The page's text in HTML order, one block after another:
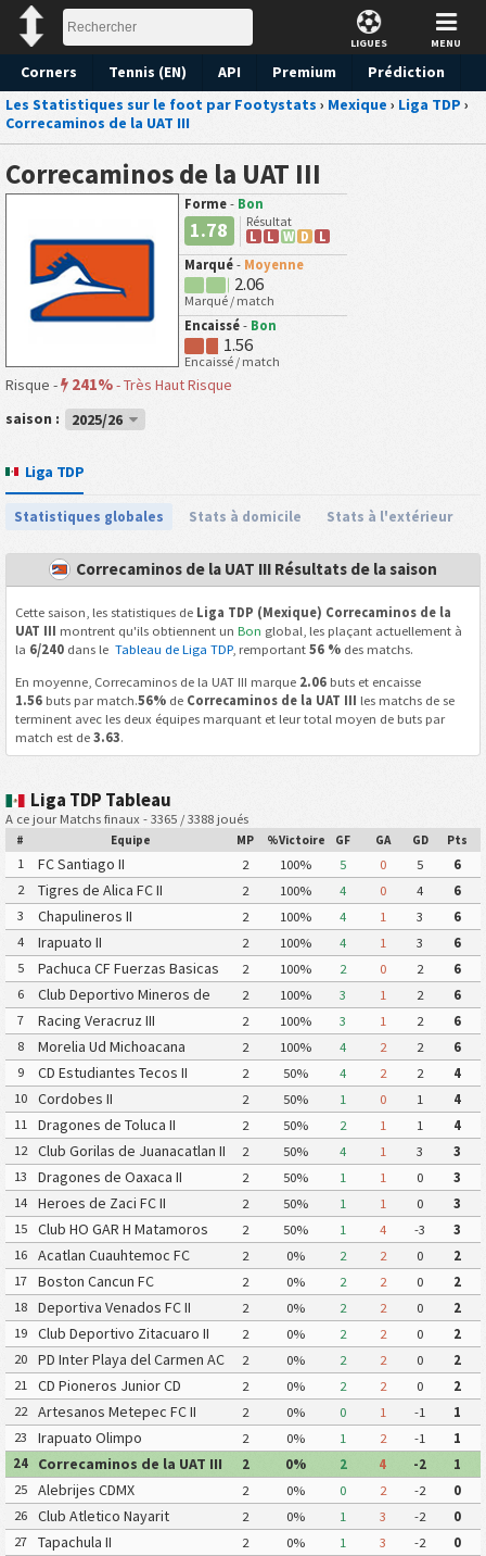
LIGUES MENU
Corners Tennis (EN) API Premium
Prédiction
Les Statistiques sur le foot par Footystats › Mexique › Liga TDP ›
Correcaminos de la UAT III
Correcaminos de la UAT III
Forme - Bon
1.78
Résultat
L
L W D
L
Marqué - Moyenne
2.06
Marqué / match
Encaissé - Bon
1.56
Encaissé / match
Risque - 241%-Très Haut Risque
saison :
2025/26
Liga TDP
Statistiques globales Stats à domicile Stats à l'extérieur
Correcaminos de la UAT III Résultats de la saison
Cette saison, les statistiques de Liga TDP (Mexique) Correcaminos de la
UAT III montrent qu'ils obtiennent un Bon global, les plaçant actuellement à
la 6/240dans le Tableau de Liga TDP, remportant 56 %des matchs.
En moyenne, Correcaminos de la UAT III marque 2.06buts et encaisse
1.56buts par match.56%de Correcaminos de la UAT III les matchs de se
terminent avec les deux équipes marquant et leur total moyen de buts par
match est de 3.63.
Liga TDP Tableau
A ce jour Matchs finaux - 3365 / 3388 joués
# Equipe MP %Victoire GF GA GD Pts
1 FC Santiago II 2 100% 5 0 5
6
2
Tigres de Alica FC II 2 100% 4 0 4
6
3
Chapulineros II 2 100% 4 1 3
6
4
Irapuato II 2 100% 4 1 3
6
5
Pachuca CF Fuerzas Basicas
Pachuca CF III
2 100% 2 0 2
6
6
Club Deportivo Mineros de
Zacatecas II
2 100% 3 1 2
6
7
Racing Veracruz III 2 100% 3 1 2
6
8
Morelia Ud Michoacana 2 100% 4 2 2
6
9
CD Estudiantes Tecos II 2 50% 4 2 2
4
10
Cordobes II 2 50% 1 0 1
4
11
Dragones de Toluca II 2 50% 2 1 1
4
12
Club Gorilas de Juanacatlan II 2 50% 4 1 3
3
13
Dragones de Oaxaca II 2 50% 1 1 0
3
14
Heroes de Zaci FC II 2 50% 1 1 0
3
15
Club HO GAR H Matamoros
Gavilanes FC Matamoros II
2 50% 1 4 -3
3
16
Acatlan Cuauhtemoc FC 2 0% 2 2 0
2
17
Boston Cancun FC 2 0% 2 2 0
2
18
Deportiva Venados FC II 2 0% 2 2 0
2
19
Club Deportivo Zitacuaro II 2 0% 2 2 0
2
20
PD Inter Playa del Carmen AC
II
2 0% 2 2 0
2
21
CD Pioneros Junior CD
Pioneros de Cancun II
2 0% 2 2 0
2
22
Artesanos Metepec FC II 2 0% 0 1 -1
1
23
Irapuato Olimpo 2 0% 1 2 -1
1
24
Correcaminos de la UAT III 2 0% 2 4 -2
1
25
Alebrijes CDMX 2 0% 0 2 -2
0
26
Club Atletico Nayarit 2 0% 1 3 -2
0
27
Tapachula II 2 0% 1 3 -2
0